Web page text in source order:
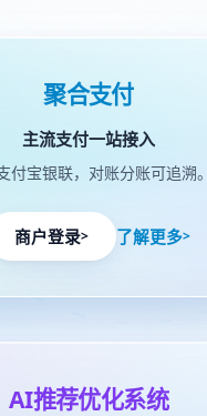
聚合支付
主流支付一站接入
付宝银联，对账分账可追溯。
商户登录> 了解更多>
AI推荐优化系统